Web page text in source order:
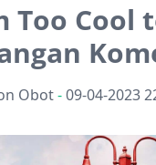
Too Cool
Obot-09-04-2023